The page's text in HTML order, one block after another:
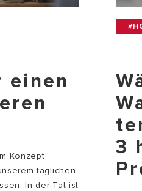
einen
Konzept
täglichen
In der Tat ist
3